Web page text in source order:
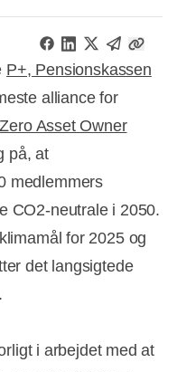
P+, Pensionskassen
alliance for
Asset Owner
på, at
medlemmers
CO2-neutrale i 2050.
for 2025 og
det langsigtede
i arbejdet med at